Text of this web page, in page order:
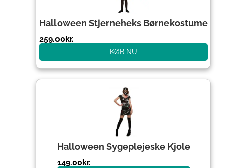
Halloween Stjerneheks Børnekostume
259.00kr.
KØB NU
Halloween Sygeplejeske Kjole
149.00kr.